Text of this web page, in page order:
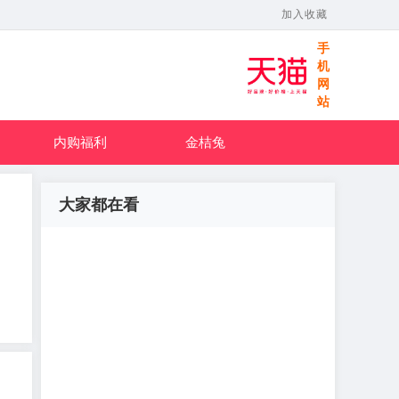
加入收藏
手
机
网
站
内购福利 金桔兔
大家都在看